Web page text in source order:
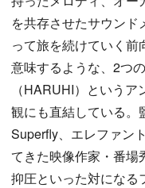
を共存させたサウン
って旅を続けていく
意味するような、2つ
（HARUHI）という
観にも直結している。
Superfly、エレファン
てきた映像作家・番場
抑圧といった対になる